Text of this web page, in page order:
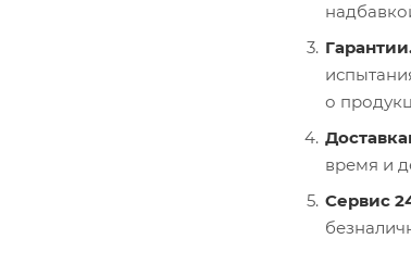
о
время и
Сервис